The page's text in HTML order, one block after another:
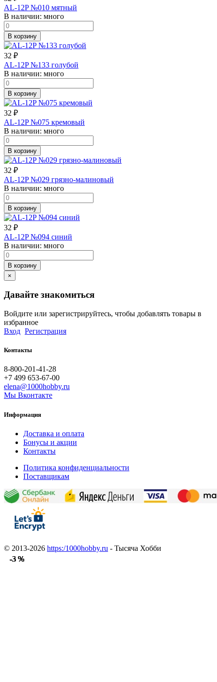
-3 %
-3 %
-3 %
-3 %
-3 %
-3 %
-3 %
-3 %
AL-12P №010 мятный
В наличии: много
В корзину
-3 %
32 ₽
AL-12P №133 голубой
В наличии: много
В корзину
-3 %
32 ₽
AL-12P №075 кремовый
В наличии: много
В корзину
-3 %
32 ₽
AL-12P №029 грязно-малиновый
В наличии: много
В корзину
-3 %
32 ₽
AL-12P №094 синий
В наличии: много
В корзину
×
Давайте знакомиться
Войдите или зарегистрируйтесь, чтобы добавлять товары в
избранное
Вход Регистрация
Контакты
8-800-201-41-28
+7 499 653-67-00
elena@1000hobby.ru
Мы Вконтакте
Информация
Доставка и оплата
Бонусы и акции
Контакты
Политика конфиденциальности
Поставщикам
© 2013-2026 https:/1000hobby.ru - Тысяча Хобби